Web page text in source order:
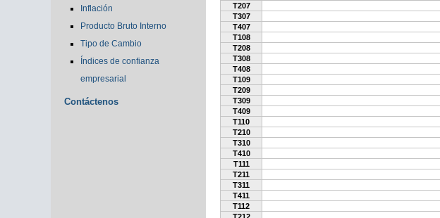
Inflación
Producto Bruto Interno
Tipo de Cambio
Índices de confianza
empresarial
Contáctenos
T207
T307
T407
T108
T208
T308
T408
T109
T209
T309
T409
T110
T210
T310
T410
T111
T211
T311
T411
T112